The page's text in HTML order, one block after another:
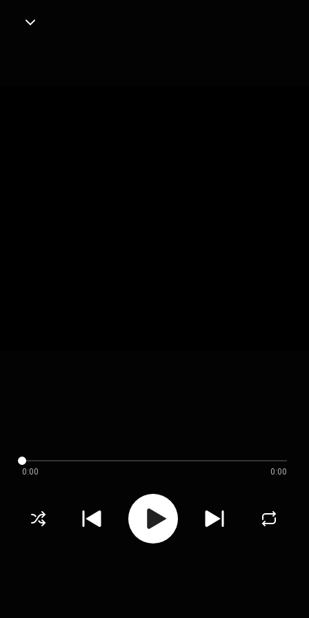
0:00 0:00